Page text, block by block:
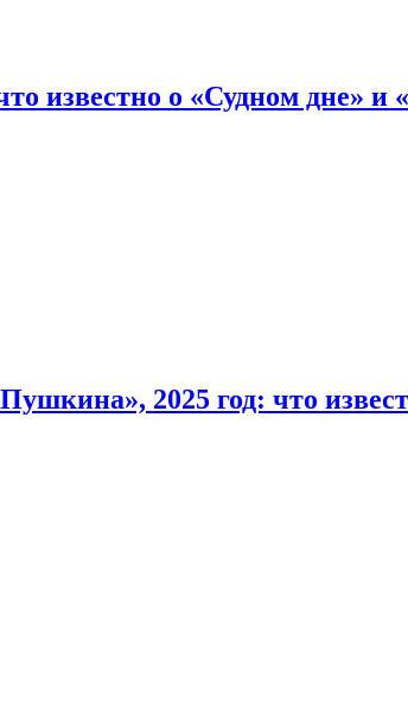
известно о «Судном дне» и
2025 год: что